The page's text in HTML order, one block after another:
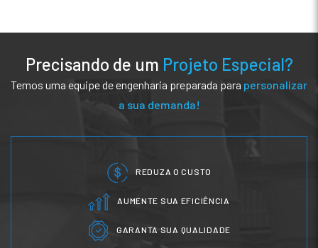
Precisando de um Projeto Especial?
Temos uma equipe de engenharia preparada para personalizar
a sua demanda!
REDUZA O CUSTO
AUMENTE SUA EFICIÊNCIA
GARANTA SUA QUALIDADE